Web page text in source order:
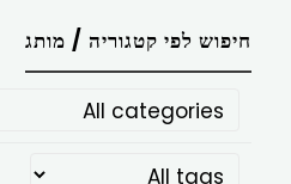
חיפוש לפי קטגוריה / מותג